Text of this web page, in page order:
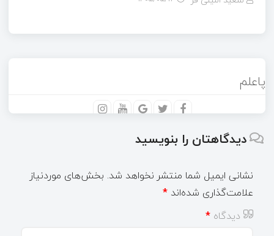
پاعلم
دیدگاهتان را بنویسید
نشانی ایمیل شما منتشر نخواهد شد. بخش‌های موردنیاز
علامت‌گذاری شده‌اند *
دیدگاه *